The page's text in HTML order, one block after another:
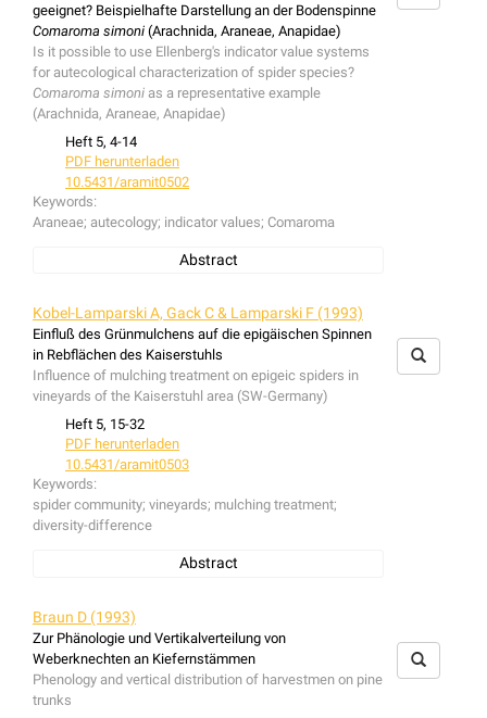
geeignet? Beispielhafte Darstellung an der Bodenspinne
Comaroma simoni (Arachnida, Araneae, Anapidae)
Is it possible to use Ellenberg's indicator value systems
for autecological characterization of spider species?
Comaroma simoni as a representative example
(Arachnida, Araneae, Anapidae)
Heft 5, 4-14
PDF herunterladen
10.5431/aramit0502
Keywords:
Araneae; autecology; indicator values; Comaroma
Abstract
spider species is presented. It is based on the indicator
value system of ELLENBERG and provides preliminary
information, especially for rarely found species by
comparing several different habitats. The use of this
method is exemplified for the soil-spider
Comaroma
simoni
BERTKAU, 1889 and the autecology of this
species is discussed.
Kobel-Lamparski A, Gack C & Lamparski F (1993)
Einfluß des Grünmulchens auf die epigäischen Spinnen
in Rebflächen des Kaiserstuhls
Influence of mulching treatment on epigeic spiders in
vineyards of the Kaiserstuhl area (SW-Germany)
Heft 5, 15-32
PDF herunterladen
10.5431/aramit0503
Keywords:
spider community; vineyards; mulching treatment;
diversity-difference
Abstract
mulching soil tilling was investigated and compared.
Mulching treatment results in a spider community that is
richer in species and in numbers. Many species found
are typical for dry habitats and represent characteristic
species of the Kaiserstuhl area.
Braun D (1993)
Zur Phänologie und Vertikalverteilung von
Weberknechten an Kiefernstämmen
Phenology and vertical distribution of harvestmen on pine
trunks